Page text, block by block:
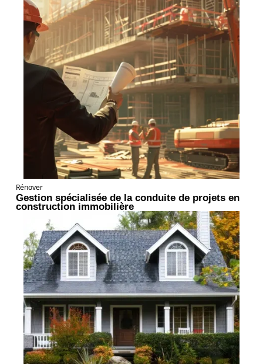
Rénover
Gestion spécialisée de la conduite de projets en
construction immobilière